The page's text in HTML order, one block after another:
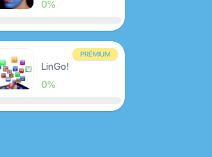
0%
PRÉMIUM
LinGo!
0%